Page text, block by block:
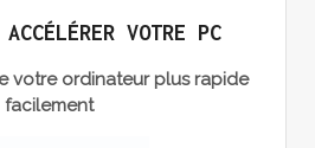
VOTRE PC
votre ordinateur plus rapide
facilement